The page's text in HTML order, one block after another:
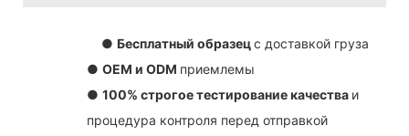
● Бесплатный образецс доставкой груза
● OEM и ODM приемлемы
● 100% строгое тестирование качества и
процедура контроля перед отправкой